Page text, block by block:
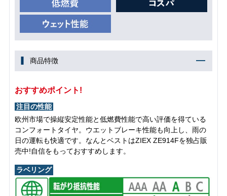
商品特徴
おすすめポイント!
注目の性能
欧州市場で操縦安定性能と低燃費性能で高い評価を得ている
コンフォートタイヤ。ウエットブレーキ性能も向上し、雨の
日の運転も快適です。なんとベストはZIEX ZE914Fを独占販
売中!自信をもっておすすめします。
ラベリング